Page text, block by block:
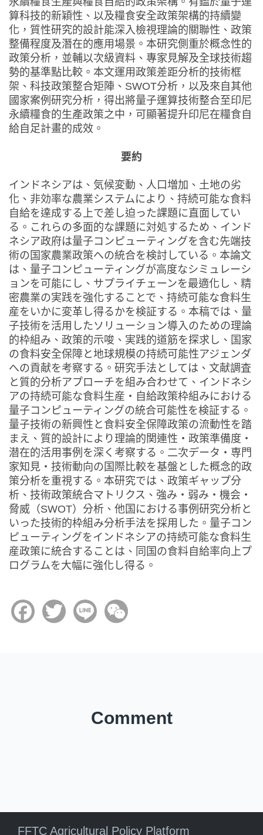
算科技的新穎性、以及糧食安全政策架構的持續變
化，質性研究的設計能深入檢視理論的關聯性、政策
整備程度及潛在的應用場景。本研究側重於概念性的
政策分析，並輔以次級資料、專家見解及全球技術趨
勢的基準點比較。本文運用政策差距分析的技術框
架、科技政策整合矩陣、SWOT分析，以及來自其他
國家案例研究分析，得出將量子運算技術整合至印尼
永續糧食的生產政策之中，可顯著提升印尼在糧食自
給自足計畫的成效。
要約
インドネシアは、気候変動、人口増加、土地の劣
化、非効率な農業システムにより、持続可能な食料
自給を達成する上で差し迫った課題に直面してい
る。これらの多面的な課題に対処するため、インド
ネシア政府は量子コンピューティングを含む先端技
術の国家農業政策への統合を検討している。本論文
は、量子コンピューティングが高度なシミュレーシ
ョンを可能にし、サプライチェーンを最適化し、精
密農業の実践を強化することで、持続可能な食料生
産をいかに変革し得るかを検証する。本稿では、量
子技術を活用したソリューション導入のための理論
的枠組み、政策的示唆、実践的道筋を探求し、国家
の食料安全保障と地球規模の持続可能性アジェンダ
への貢献を考察する。研究手法としては、文献調査
と質的分析アプローチを組み合わせて、インドネシ
アの持続可能な食料生産・自給政策枠組みにおける
量子コンピューティングの統合可能性を検証する。
量子技術の新興性と食料安全保障政策の流動性を踏
まえ、質的設計により理論的関連性・政策準備度・
潜在的活用事例を深く考察する。二次データ・専門
家知見・技術動向の国際比較を基盤とした概念的政
策分析を重視する。本研究では、政策ギャップ分
析、技術政策統合マトリクス、強み・弱み・機会・
脅威（SWOT）分析、他国における事例研究分析と
いった技術的枠組み分析手法を採用した。量子コン
ピューティングをインドネシアの持続可能な食料生
産政策に統合することは、同国の食料自給率向上プ
ログラムを大幅に強化し得る。
FacebookTwitter Line
Comment
FFTC Agricultural Policy Platform